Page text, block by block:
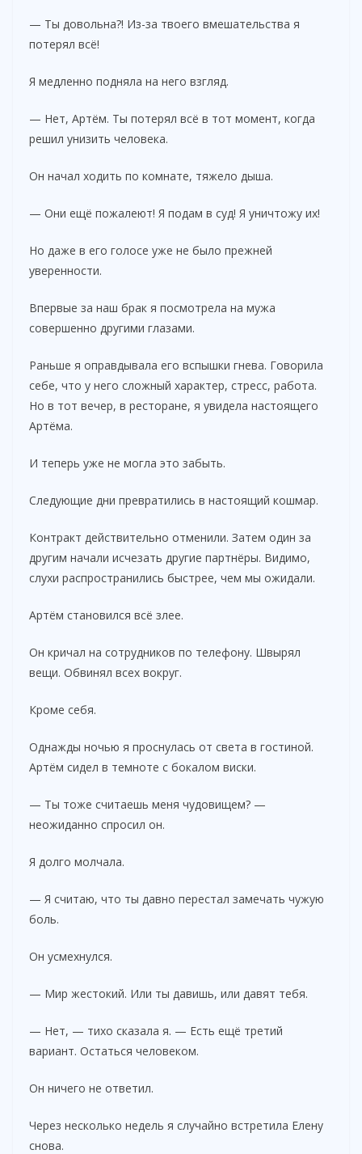
— Ты довольна?! Из-за твоего вмешательства я
потерял всё!
Я медленно подняла на него взгляд.
— Нет, Артём. Ты потерял всё в тот момент, когда
решил унизить человека.
Он начал ходить по комнате, тяжело дыша.
— Они ещё пожалеют! Я подам в суд! Я уничтожу их!
Но даже в его голосе уже не было прежней
уверенности.
Впервые за наш брак я посмотрела на мужа
совершенно другими глазами.
Раньше я оправдывала его вспышки гнева. Говорила
себе, что у него сложный характер, стресс, работа.
Но в тот вечер, в ресторане, я увидела настоящего
Артёма.
И теперь уже не могла это забыть.
Следующие дни превратились в настоящий кошмар.
Контракт действительно отменили. Затем один за
другим начали исчезать другие партнёры. Видимо,
слухи распространились быстрее, чем мы ожидали.
Артём становился всё злее.
Он кричал на сотрудников по телефону. Швырял
вещи. Обвинял всех вокруг.
Кроме себя.
Однажды ночью я проснулась от света в гостиной.
Артём сидел в темноте с бокалом виски.
— Ты тоже считаешь меня чудовищем? —
неожиданно спросил он.
Я долго молчала.
— Я считаю, что ты давно перестал замечать чужую
боль.
Он усмехнулся.
— Мир жестокий. Или ты давишь, или давят тебя.
— Нет, — тихо сказала я. — Есть ещё третий
вариант. Остаться человеком.
Он ничего не ответил.
Через несколько недель я случайно встретила Елену
снова.